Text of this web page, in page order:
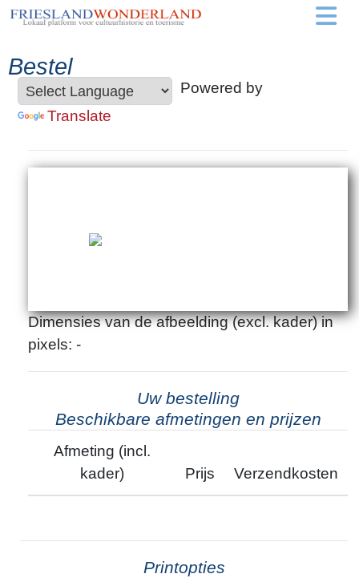
Bestel
Powered by
Translate
Dimensies van de afbeelding (excl. kader) in
pixels: -
Uw bestelling
Beschikbare afmetingen en prijzen
Afmeting (incl.
kader)
Prijs Verzendkosten
Printopties